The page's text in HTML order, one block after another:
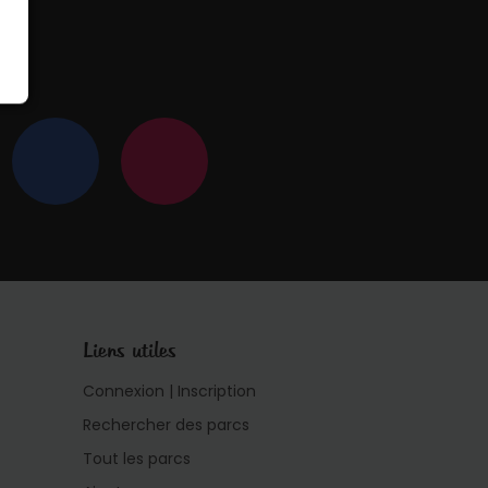
Liens utiles
Connexion | Inscription
Rechercher des parcs
Tout les parcs